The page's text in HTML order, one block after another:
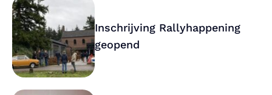
Inschrijving Rallyhappening
geopend